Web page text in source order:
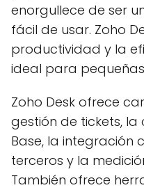
enorgullece de ser
fácil de usar. Zoho
productividad y la
ideal para
Zoho Desk ofrece
gestión de tickets,
Base, la integración
terceros y la
También ofrece